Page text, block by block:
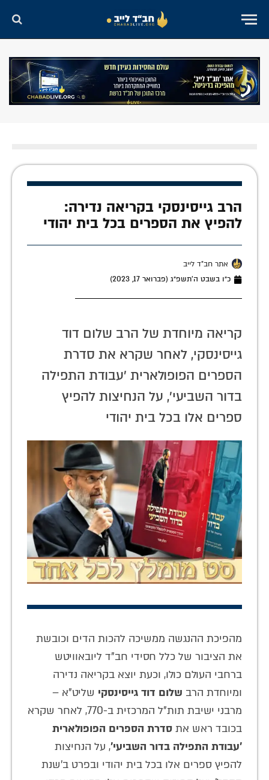
הרב גייסינסקי בקריאה נדירה:
להפיץ את הספרים בכל בית יהודי
אתר חב"ד לייב
כ״ו בשבט ה׳תשפ״ג (פברואר 17, 2023)
קריאה מיוחדת של הרב שלום דוד
גייסינסקי, לאחר שקרא את סדרת
הספרים הפופולארית 'עבודת התפילה
בדור השביעי', על הנחיצות להפיץ
ספרים אלו בכל בית יהודי
מהפיכת ההנגשה ממשיכה להכות הדים וכובשת
את הציבור של כלל חסידי חב"ד ליובאוויטש
ברחבי העולם כולו, וכעת יוצא בקריאה נדירה
ומיוחדת הרב שלום דוד גייסינסקי שליט"א –
מרבני ישיבת תות"ל המרכזית ב-770, לאחר שקרא
בכובד ראש את סדרת הספרים הפופולארית
'עבודת התפילה בדור השביעי', על הנחיצות
להפיץ ספרים אלו בכל בית יהודי ובפרט ב'שנת